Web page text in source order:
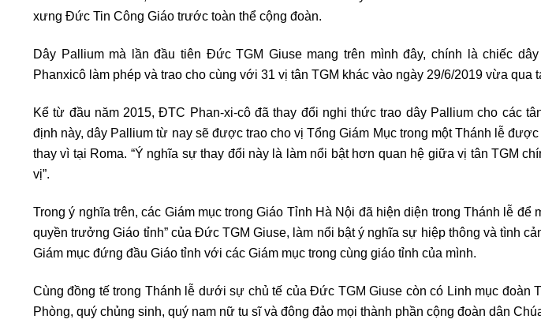
xưng Đức Tin Công Giáo trước toàn thể cộng đoàn.
Dây Pallium mà lần đầu tiên Đức TGM Giuse mang trên mình đây, chính là chiếc
Phanxicô làm phép và trao cho cùng với 31 vị tân TGM khác vào ngày 29/6/2019 vừa qua
Kể từ đầu năm 2015, ĐTC Phan-xi-cô đã thay đổi nghi thức trao dây Pallium cho các
định này, dây Pallium từ nay sẽ được trao cho vị Tổng Giám Mục trong một Thánh lễ
thay vì tại Roma. “Ý nghĩa sự thay đổi này là làm nổi bật hơn quan hệ giữa vị tân TGM
vị”.
Trong ý nghĩa trên, các Giám mục trong Giáo Tỉnh Hà Nội đã hiện diện trong Thánh lễ để
quyền trưởng Giáo tỉnh” của Đức TGM Giuse, làm nổi bật ý nghĩa sự hiệp thông và tình
Giám mục đứng đầu Giáo tỉnh với các Giám mục trong cùng giáo tỉnh của mình.
Cùng đồng tế trong Thánh lễ dưới sự chủ tế của Đức TGM Giuse còn có Linh mục đoàn
Phòng, quý chủng sinh, quý nam nữ tu sĩ và đông đảo mọi thành phần cộng đoàn dân